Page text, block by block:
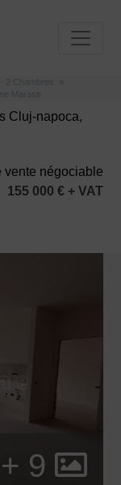
2 Chambres
Marasti
Cluj-napoca,
vente négociable
155 000 € + VAT
+ 9